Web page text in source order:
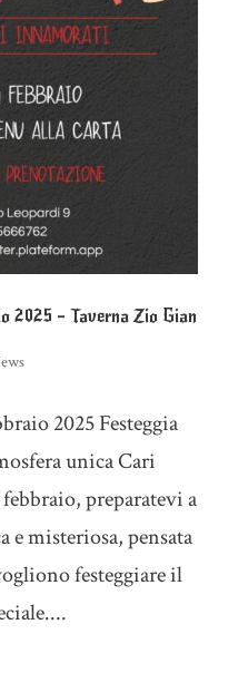
2025 – Taverna Zio Gian
2025 Festeggia
unica Cari
preparatevi a
e misteriosa, pensata
festeggiare il